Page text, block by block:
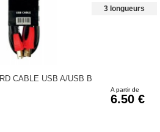
3 longueurs
CABLE USB A/USB B
A partir de
6.50